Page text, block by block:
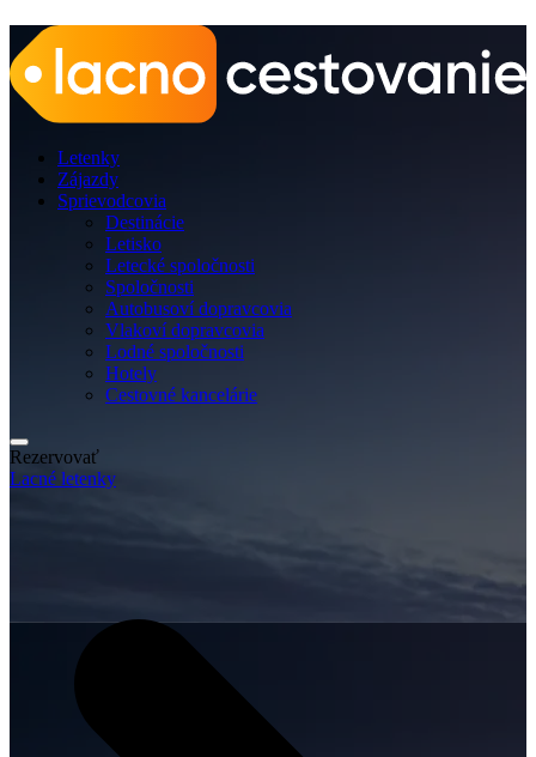
Letenky
Zájazdy
Sprievodcovia
Destinácie
Letisko
Letecké spoločnosti
Spoločnosti
Autobusoví dopravcovia
Vlakoví dopravcovia
Lodné spoločnosti
Hotely
Cestovné kancelárie
Rezervovať
Lacné letenky